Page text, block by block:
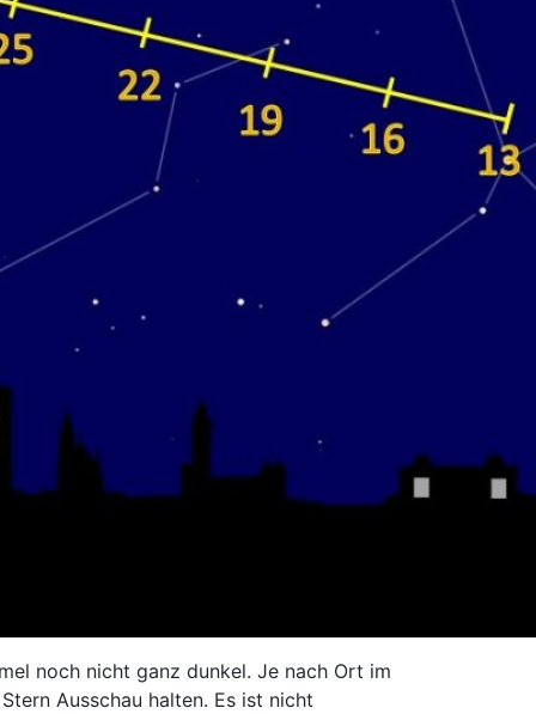
noch nicht ganz dunkel. Je nach Ort im
Ausschau halten. Es ist nicht